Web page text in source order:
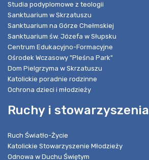
Studia podyplomowe z teologii
Sanktuarium w Skrzatuszu
Sanktuarium na Górze Chełmskiej
Sanktuarium św. Józefa w Słupsku
Centrum Edukacyjno-Formacyjne
Ośrodek Wczasowy "Pleśna Park"
Dom Pielgrzyma w Skrzatuszu
Katolickie poradnie rodzinne
Ochrona dzieci i młodzieży
Ruchy i stowarzyszenia
Ruch Światło-Życie
Katolickie Stowarzyszenie Młodzieży
Odnowa w Duchu Świętym